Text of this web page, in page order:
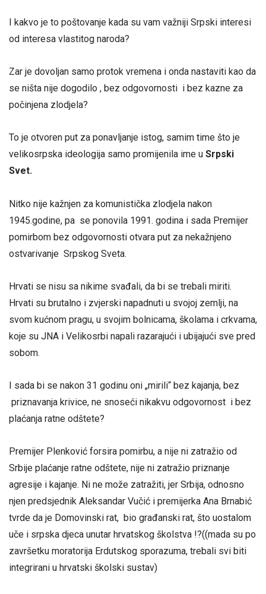
I kakvo je to poštovanje kada su vam važniji Srpski interesi
od interesa vlastitog naroda?
Zar je dovoljan samo protok vremena i onda nastaviti kao da
se ništa nije dogodilo , bez odgovornosti i bez kazne za
počinjena zlodjela?
To je otvoren put za ponavljanje istog, samim time što je
velikosrpska ideologija samo promijenila ime u Srpski
Svet.
Nitko nije kažnjen za komunistička zlodjela nakon
1945.godine, pa se ponovila 1991. godina i sada Premijer
pomirbom bez odgovornosti otvara put za nekažnjeno
ostvarivanje Srpskog Sveta.
Hrvati se nisu sa nikime svađali, da bi se trebali miriti.
Hrvati su brutalno i zvjerski napadnuti u svojoj zemlji, na
svom kućnom pragu, u svojim bolnicama, školama i crkvama,
koje su JNA i Velikosrbi napali razarajući i ubijajući sve pred
sobom.
I sada bi se nakon 31 godinu oni „mirili“ bez kajanja, bez
priznavanja krivice, ne snoseći nikakvu odgovornost i bez
plaćanja ratne odštete?
Premijer Plenković forsira pomirbu, a nije ni zatražio od
Srbije plaćanje ratne odštete, nije ni zatražio priznanje
agresije i kajanje. Ni ne može zatražiti, jer Srbija, odnosno
njen predsjednik Aleksandar Vučić i premijerka Ana Brnabić
tvrde da je Domovinski rat, bio građanski rat, što uostalom
uče i srpska djeca unutar hrvatskog školstva !?((mada su po
završetku moratorija Erdutskog sporazuma, trebali svi biti
integrirani u hrvatski školski sustav)